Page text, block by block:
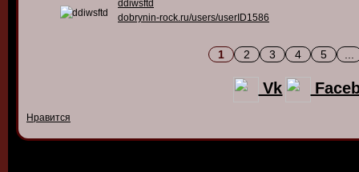
ddiwsftd
dobrynin-rock.ru/users/userID1586
1 2 3 4 5
Vk
Нравится